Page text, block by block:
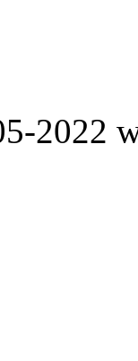
2022